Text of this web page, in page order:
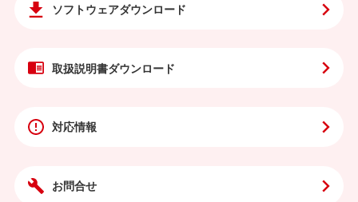
ソフトウェアダウンロード
取扱説明書ダウンロード
対応情報
お問合せ